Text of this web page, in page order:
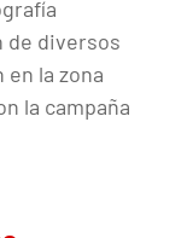
de diversos
la zona
la campaña